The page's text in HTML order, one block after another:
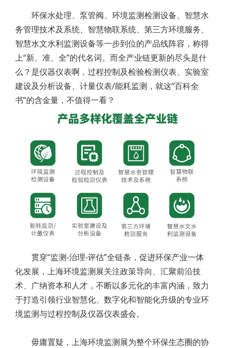
环保水处理、泵管阀、环境监测检测设备、智慧水
务管理技术及系统、智慧物联系统、第三方环境服务、
智慧水文水利监测设备等一步到位的产品线阵容，称得
上“新、准、全”的代名词。而全产业链更新的尽头是什
么？是仪器仪表啊，过程控制及检验检测仪表、实验室
建设及分析设备、计量仪表/能耗监测，就这“百科全
书”的含金量，不值得一看？
贯穿“监测-治理-评估”全链条，促进环保产业一体
化发展，上海环境监测展关注政策导向、汇聚前沿技
术、广纳资本和人才，不断以多元化的丰富内涵，致力
于打造引领行业智慧化、数字化和智能化升级的专业环
境监测与过程控制及仪器仪表盛会。
毋庸置疑，上海环境监测展为整个环保生态圈的协